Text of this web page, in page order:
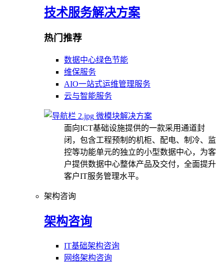
技术服务解决方案
热门推荐
数据中心绿色节能
维保服务
AIO一站式运维管理服务
云与智能服务
微模块解决方案
面向ICT基础设施提供的一款采用通道封
闭，包含工程预制的机柜、配电、制冷、监
控等功能单元的独立的小型数据中心，为客
户提供数据中心整体产品及交付，全面提升
客户IT服务管理水平。
架构咨询
架构咨询
IT基础架构咨询
网络架构咨询